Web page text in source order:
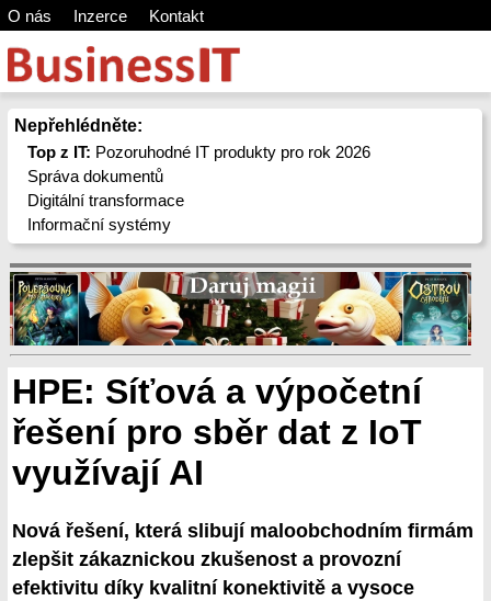
O nás Inzerce Kontakt
Nepřehlédněte:
Top z IT: Pozoruhodné IT produkty pro rok 2026
Správa dokumentů
Digitální transformace
Informační systémy
HPE: Síťová a výpočetní
řešení pro sběr dat z IoT
využívají AI
Nová řešení, která slibují maloobchodním firmám
zlepšit zákaznickou zkušenost a provozní
efektivitu díky kvalitní konektivitě a vysoce